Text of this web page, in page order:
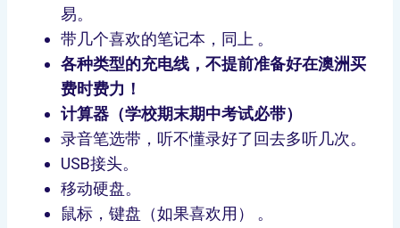
易。
带几个喜欢的笔记本，同上 。
各种类型的充电线，不提前准备好在澳洲买
费时费力！
计算器（学校期末期中考试必带）
录音笔选带，听不懂录好了回去多听几次。
USB接头。
移动硬盘。
鼠标，键盘（如果喜欢用） 。